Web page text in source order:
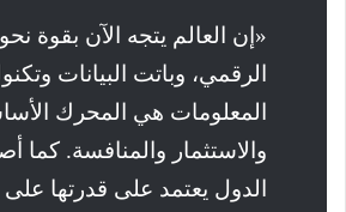
«إن العالم يتجه الآن بقوة
الرقمي، وباتت البيانات
المعلومات هي المحرك
والاستثمار والمنافسة. كما
الدول يعتمد على قدرتها